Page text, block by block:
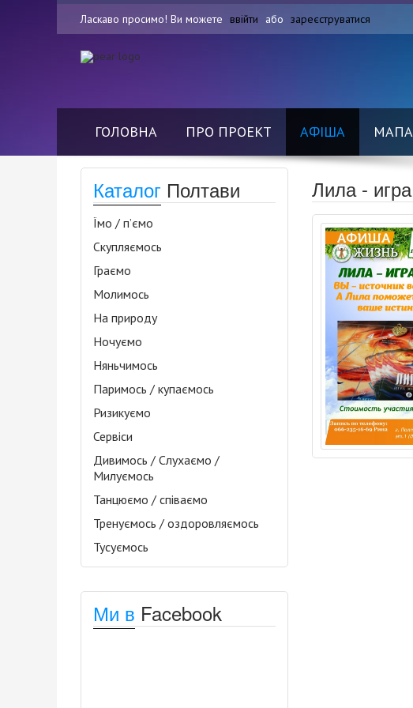
Ласкаво просимо! Ви можете ввійти або зареєструватися
ГОЛОВНА ПРО ПРОЕКТ АФІША
Каталог Полтави
Їмо / п’ємо
Скупляємось
Граємо
Молимось
На природу
Ночуємо
Няньчимось
Паримось / купаємось
Ризикуємо
Сервіси
Дивимось / Слухаємо /
Милуємось
Танцюємо / співаємо
Тренуємось / оздоровляємось
Тусуємось
Ми в Facebook
Лила -